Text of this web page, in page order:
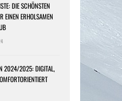
DIE SCHÖNSTEN
EINEN ERHOLSAMEN
2024/2025: DIGITAL,